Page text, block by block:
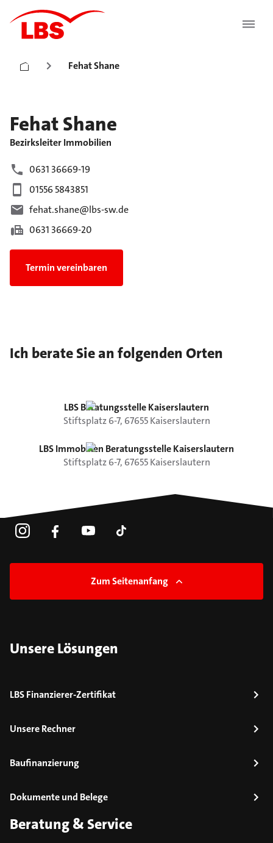
Fehat Shane
FehatShane
Bezirksleiter Immobilien
0631 36669-19
01556 5843851
fehat.shane@lbs-sw.de
0631 36669-20
Termin vereinbaren
Ich berate Sie an folgenden Orten
LBS Beratungsstelle Kaiserslautern
Stiftsplatz 6-7, 67655 Kaiserslautern
LBS Immobilien Beratungsstelle Kaiserslautern
Stiftsplatz 6-7, 67655 Kaiserslautern
Zum Seitenanfang
Unsere Lösungen
LBS Finanzierer-Zertifikat
Unsere Rechner
Baufinanzierung
Dokumente und Belege
Beratung & Service